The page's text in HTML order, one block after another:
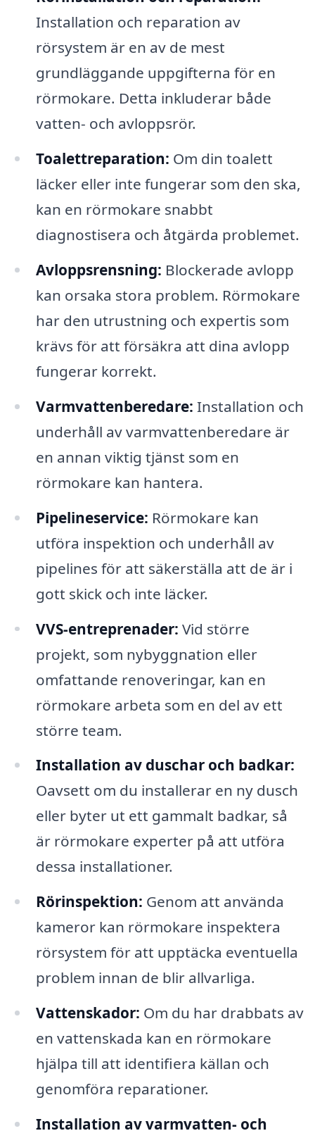
Installation och reparation av
rörsystem är en av de mest
grundläggande uppgifterna för en
rörmokare. Detta inkluderar både
vatten- och avloppsrör.
Toalettreparation: Om din toalett
läcker eller inte fungerar som den ska,
kan en rörmokare snabbt
diagnostisera och åtgärda problemet.
Avloppsrensning: Blockerade avlopp
kan orsaka stora problem. Rörmokare
har den utrustning och expertis som
krävs för att försäkra att dina avlopp
fungerar korrekt.
Varmvattenberedare: Installation och
underhåll av varmvattenberedare är
en annan viktig tjänst som en
rörmokare kan hantera.
Pipelineservice: Rörmokare kan
utföra inspektion och underhåll av
pipelines för att säkerställa att de är i
gott skick och inte läcker.
VVS-entreprenader: Vid större
projekt, som nybyggnation eller
omfattande renoveringar, kan en
rörmokare arbeta som en del av ett
större team.
Installation av duschar och badkar:
Oavsett om du installerar en ny dusch
eller byter ut ett gammalt badkar, så
är rörmokare experter på att utföra
dessa installationer.
Rörinspektion: Genom att använda
kameror kan rörmokare inspektera
rörsystem för att upptäcka eventuella
problem innan de blir allvarliga.
Vattenskador: Om du har drabbats av
en vattenskada kan en rörmokare
hjälpa till att identifiera källan och
genomföra reparationer.
Installation av varmvatten- och